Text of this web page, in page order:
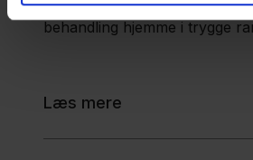
hospitalssengen og i stedet
behandling hjemme i trygge
Læs mere